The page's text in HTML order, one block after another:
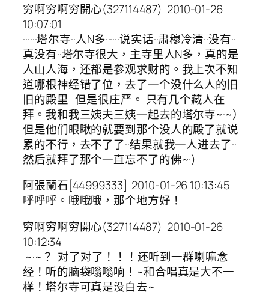
穷啊穷啊穷開心(327114487) 2010-01-26
10:07:01
······塔尔寺··人N多······说实话··肃穆冷清··没有··
真没有··塔尔寺很大，主寺里人N多，真的是
人山人海，还都是参观求财的。我上次不知
道哪根神经错了位，去了一个没什么人的旧
旧的殿里 但是很庄严。 只有几个藏人在
拜。我和我三姨夫三姨一起去的塔尔寺~·~）
但是他们眼瞅的就要到那个没人的殿了就说
累的不行，去不了了··结果就我一人进去了··
然后就拜了那个一直忘不了的佛~·)
阿張蘭石[44999333] 2010-01-26 10:13:45
呼呼呼。哦哦哦，那个地方好！
穷啊穷啊穷開心(327114487) 2010-01-26
10:12:34
~·~？ 对了对了！！！还听到一群喇嘛念
经！听的脑袋嗡嗡响！~和合唱真是大不一
样！塔尔寺可真是没白去~